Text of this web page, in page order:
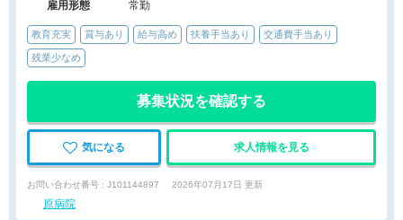
雇用形態
常勤
教育充実 賞与あり 給与高め 扶養手当あり 交通費手当あり
残業少なめ
募集状況を確認する
気になる 求人情報を見る
お問い合わせ番号 : J101144897 2026年07月17日 更新
原病院